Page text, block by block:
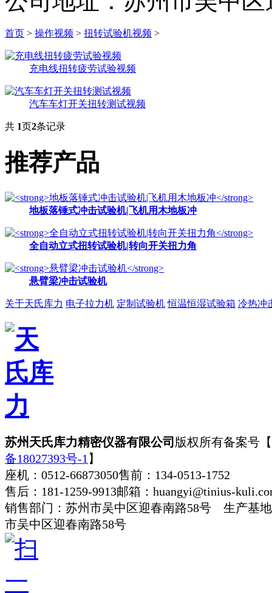
首页 > 操作视频 > 扭转试验机视频 >
充电线扭转疲劳试验视频
汽车车灯开关扭转测试视频
共 1页2条记录
推荐产品
地板落锤式冲击试验机|飞机用木地板冲
全自动立式扭转试验机|转向开关扭力角
悬臂梁冲击试验机
关于天氏库力 电子拉力机 定制试验机 恒温恒湿试验箱 冷热冲
苏州天氏库力精密仪器有限公司 版权所有备案号【
备18027393号-1 】
座机：0512-66873050售前：134-0513-1752
售后：181-1259-9913邮箱：huangyi@tinius-
销售部门：苏州市吴中区迎春南路58号 生产基
市吴中区迎春南路58号